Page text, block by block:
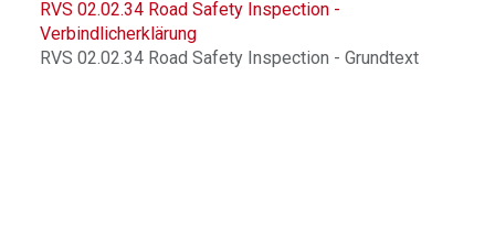
RVS 02.02.34 Road Safety Inspection -
Verbindlicherklärung
RVS 02.02.34 Road Safety Inspection - Grundtext